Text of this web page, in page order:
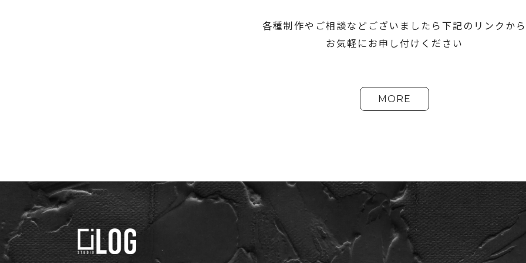
各種制作やご相談などございましたら下記のリンクから
お気軽にお申し付けください
MORE